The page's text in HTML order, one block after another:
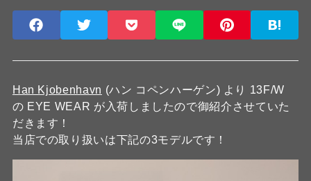
Han Kjobenhavn (ハン コペンハーゲン) より 13F/W
の EYE WEAR が入荷しましたので御紹介させていた
だきます！
当店での取り扱いは下記の3モデルです！